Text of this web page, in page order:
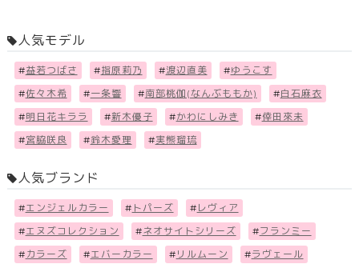
人気モデル
#益若つばさ #指原莉乃 #渡辺直美 #ゆうこす
#佐々木希 #一条響 #南部桃伽(なんぶももか) #白石麻衣
#明日花キララ #新木優子 #かわにしみき #倖田來未
#宮脇咲良 #鈴木愛理 #実熊瑠琉
人気ブランド
#エンジェルカラー # トパーズ # レヴィア
#エヌズコレクション #ネオサイトシリーズ #フランミー
# カラーズ #エバーカラー # リルムーン #ラヴェール